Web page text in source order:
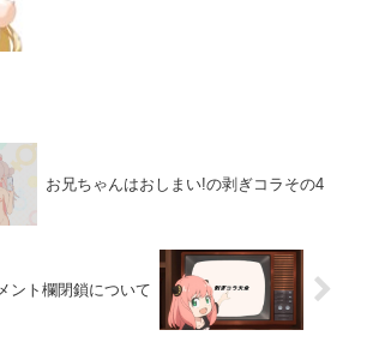
お兄ちゃんはおしまい!の剥ぎコラその4
ント欄閉鎖について